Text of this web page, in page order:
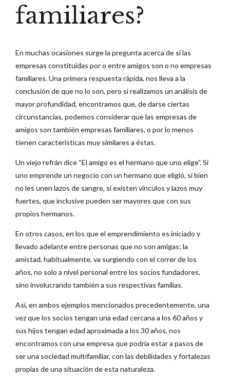
familiares?
En muchas ocasiones surge la pregunta acerca de si las
empresas constituidas por o entre amigos son o no empresas
familiares. Una primera respuesta rápida, nos lleva a la
conclusión de que no lo son, pero si realizamos un análisis de
mayor profundidad, encontramos que, de darse ciertas
circunstancias, podemos considerar que las empresas de
amigos son también empresas familiares, o por lo menos
tienen características muy similares a éstas.
Un viejo refrán dice “El amigo es el hermano que uno elige”. Si
uno emprende un negocio con un hermano que eligió, si bien
no les unen lazos de sangre, sí existen vínculos y lazos muy
fuertes, que inclusive pueden ser mayores que con sus
propios hermanos.
En otros casos, en los que el emprendimiento es iniciado y
llevado adelante entre personas que no son amigas; la
amistad, habitualmente, va surgiendo con el correr de los
años, no solo a nivel personal entre los socios fundadores,
sino involucrando también a sus respectivas familias.
Así, en ambos ejemplos mencionados precedentemente, una
vez que los socios tengan una edad cercana a los 60 años y
sus hijos tengan edad aproximada a los 30 años, nos
encontramos con una empresa que podría estar a pasos de
ser una sociedad multifamiliar, con las debilidades y fortalezas
propias de una situación de esta naturaleza.